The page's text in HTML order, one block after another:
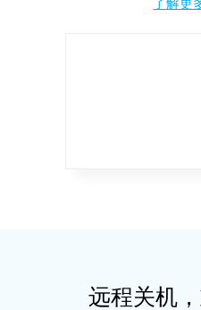
远程关机